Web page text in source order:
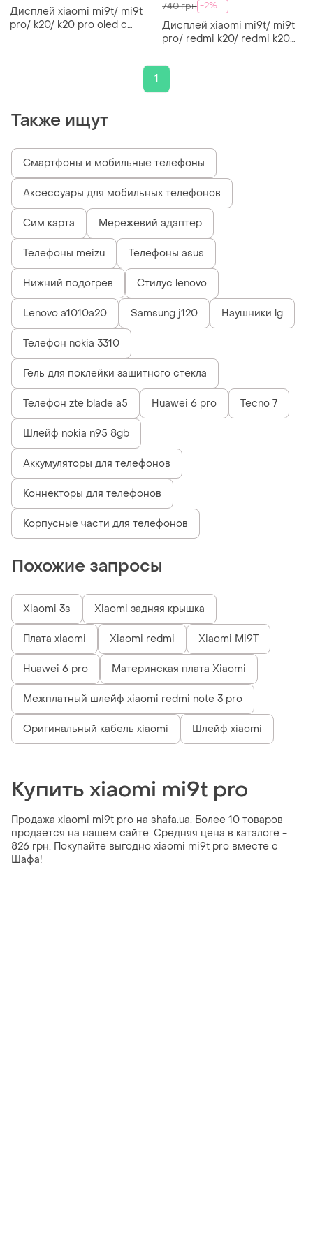
Дисплей xiaomi mi9t/ mi9t
pro/ k20/ k20 pro oled с
740 грн -2%
Дисплей xiaomi mi9t/ mi9t
pro/ redmi k20/ redmi k20
1
Также ищут
Смартфоны и мобильные телефоны
Аксессуары для мобильных телефонов
Сим карта Мережевий адаптер
Телефоны meizu Телефоны asus
Нижний подогрев Стилус lenovo
Lenovo a1010a20 Samsung j120 Наушники lg
Телефон nokia 3310
Гель для поклейки защитного стекла
Телефон zte blade a5 Huawei 6 pro Tecno 7
Шлейф nokia n95 8gb
Аккумуляторы для телефонов
Коннекторы для телефонов
Корпусные части для телефонов
Похожие запросы
Xiaomi 3s Xiaomi задняя крышка
Плата xiaomi Xiaomi redmi Xiaomi Mi9T
Huawei 6 pro Материнская плата Xiaomi
Межплатный шлейф xiaomi redmi note 3 pro
Оригинальный кабель xiaomi Шлейф xiaomi
Купить xiaomi mi9t pro
Продажа xiaomi mi9t pro на shafa.ua. Более 10 товаров
продается на нашем сайте. Средняя цена в каталоге -
826 грн. Покупайте выгодно xiaomi mi9t pro вместе с
Шафа!